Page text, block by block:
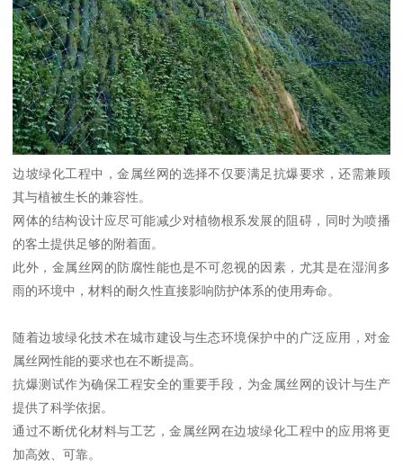
边坡绿化工程中，金属丝网的选择不仅要满足抗爆要求，还需兼顾
其与植被生长的兼容性。
网体的结构设计应尽可能减少对植物根系发展的阻碍，同时为喷播
的客土提供足够的附着面。
此外，金属丝网的防腐性能也是不可忽视的因素，尤其是在湿润多
雨的环境中，材料的耐久性直接影响防护体系的使用寿命。
随着边坡绿化技术在城市建设与生态环境保护中的广泛应用，对金
属丝网性能的要求也在不断提高。
抗爆测试作为确保工程安全的重要手段，为金属丝网的设计与生产
提供了科学依据。
通过不断优化材料与工艺，金属丝网在边坡绿化工程中的应用将更
加高效、可靠。